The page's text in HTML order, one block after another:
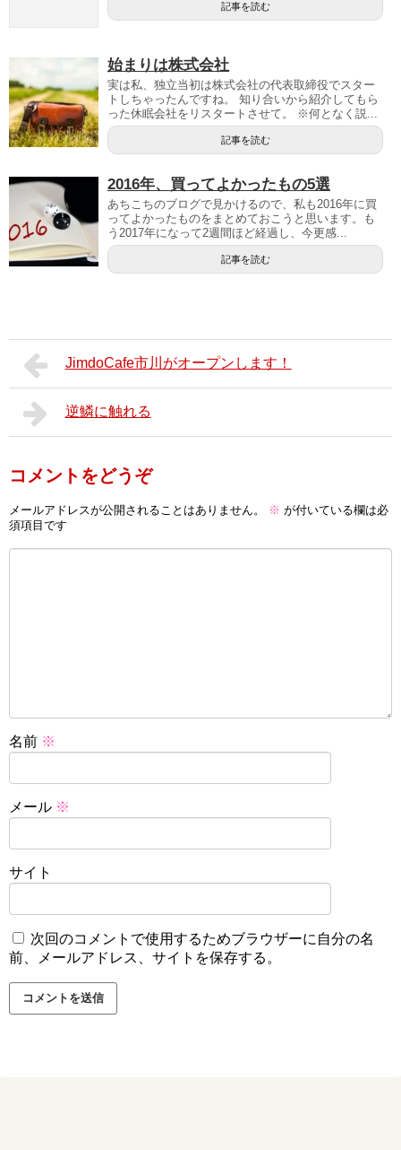
記事を読む
始まりは株式会社
実は私、独立当初は株式会社の代表取締役でスター
トしちゃったんですね。 知り合いから紹介してもら
った休眠会社をリスタートさせて。 ※何となく説...
記事を読む
2016年、買ってよかったもの5選
あちこちのブログで見かけるので、私も2016年に買
ってよかったものをまとめておこうと思います。も
う2017年になって2週間ほど経過し、今更感...
記事を読む
JimdoCafe市川がオープンします！
逆鱗に触れる
コメントをどうぞ
メールアドレスが公開されることはありません。 ※ が付いている欄は必
須項目です
名前 ※
メール ※
サイト
次回のコメントで使用するためブラウザーに自分の名
前、メールアドレス、サイトを保存する。